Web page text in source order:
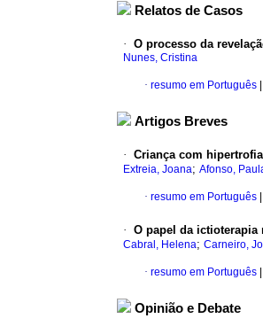
Relatos de Casos
· O processo da
Nunes, Cristina
· resumo em Português
Artigos Breves
· Criança com
Extreia, Joana; Afonso,
· resumo em Português
· O papel da ictioterapia
Cabral, Helena; Carneiro,
· resumo em Português
Opinião e Debate